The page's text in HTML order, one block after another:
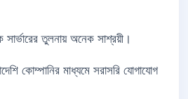
সার্ভারের তুলনায় অনেক সাশ্রয়ী।
কোম্পানির মাধ্যমে সরাসরি যোগাযোগ